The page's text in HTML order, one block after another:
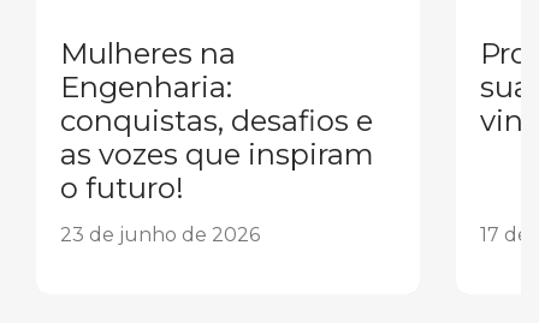
Mulheres na
Engenharia:
conquistas, desafios e
as vozes que inspiram
o futuro!
23 de junho de 2026
sua
17 de